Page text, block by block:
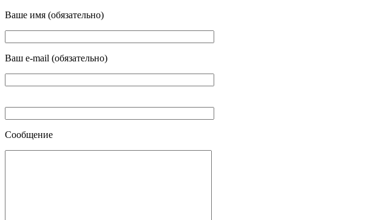
Ваше имя (обязательно)
Ваш e-mail (обязательно)
Сообщение